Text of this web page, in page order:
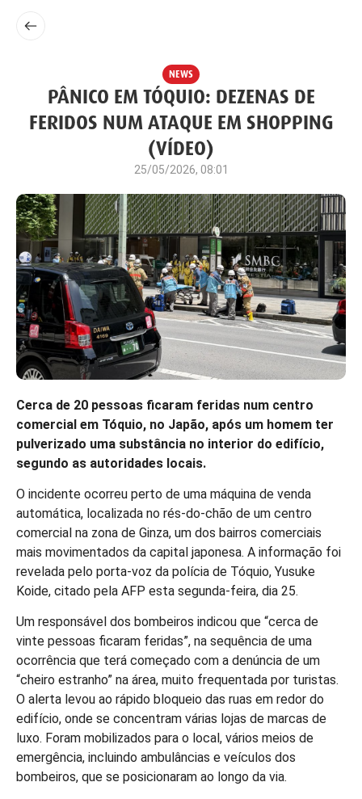
NEWS
PÂNICO EM TÓQUIO: DEZENAS DE
FERIDOS NUM ATAQUE EM SHOPPING
(VÍDEO)
25/05/2026, 08:01
Cerca de 20 pessoas ficaram feridas num centro
comercial em Tóquio, no Japão, após um homem ter
pulverizado uma substância no interior do edifício,
segundo as autoridades locais.
O incidente ocorreu perto de uma máquina de venda
automática, localizada no rés-do-chão de um centro
comercial na zona de Ginza, um dos bairros comerciais
mais movimentados da capital japonesa. A informação foi
revelada pelo porta-voz da polícia de Tóquio, Yusuke
Koide, citado pela AFP esta segunda-feira, dia 25.
Um responsável dos bombeiros indicou que “cerca de
vinte pessoas ficaram feridas”, na sequência de uma
ocorrência que terá começado com a denúncia de um
“cheiro estranho” na área, muito frequentada por turistas.
O alerta levou ao rápido bloqueio das ruas em redor do
edifício, onde se concentram várias lojas de marcas de
luxo. Foram mobilizados para o local, vários meios de
emergência, incluindo ambulâncias e veículos dos
bombeiros, que se posicionaram ao longo da via.